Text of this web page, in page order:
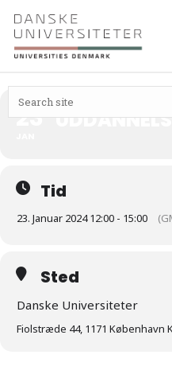
23
Tid
23. Januar 2024 12:00 - 15:00
Sted
Danske Universiteter
Fiolstræde 44, 1171 København